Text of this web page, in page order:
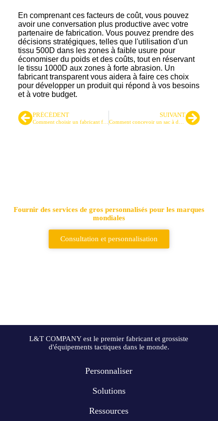
En comprenant ces facteurs de coût, vous pouvez
avoir une conversation plus productive avec votre
partenaire de fabrication. Vous pouvez prendre des
décisions stratégiques, telles que l'utilisation d'un
tissu 500D dans les zones à faible usure pour
économiser du poids et des coûts, tout en réservant
le tissu 1000D aux zones à forte abrasion. Un
fabricant transparent vous aidera à faire ces choix
pour développer un produit qui répond à vos besoins
et à votre budget.
PRÉCÉDENT
Comment choisir un fabricant fiable de ceintures tactiques personnalisées ?
SUIVANT
Fournir des services de gros personnalisés pour les marques
mondiales
Consultation et personnalisation
L&T COMPANY est le premier fabricant et grossiste
d'équipements tactiques dans le monde.
Personnaliser
Solutions
Ressources